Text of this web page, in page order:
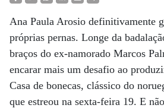
Ana Paula Arosio definitivamente
próprias pernas. Longe da
braços do ex-namorado Marcos
encarar mais um desafio ao
Casa de bonecas, clássico do
que estreou na sexta-feira 19. E